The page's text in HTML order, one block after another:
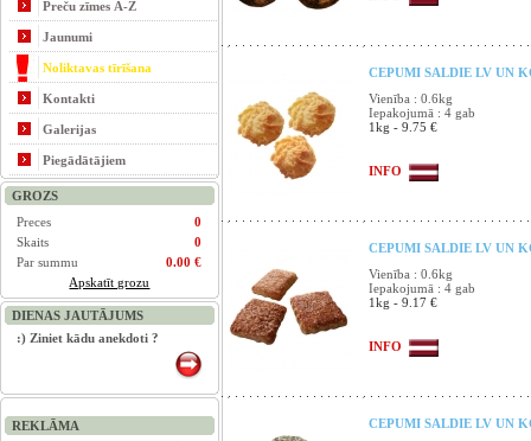
Preču zīmes A-Z
Jaunumi
Noliktavas tīrīšana
Kontakti
Galerijas
Piegādātājiem
GROZS
Preces
0
Skaits
0
Par summu
0.00 €
Apskatīt grozu
DIENAS JAUTĀJUMS
:) Ziniet kādu anekdoti ?
REKLĀMA
CEPUMI SALDIE LV UN
Vienība : 0.6kg
Iepakojumā : 4 gab
1kg - 9.75 €
INFO
CEPUMI SALDIE LV UN
Vienība : 0.6kg
Iepakojumā : 4 gab
1kg - 9.17 €
INFO
CEPUMI SALDIE LV UN